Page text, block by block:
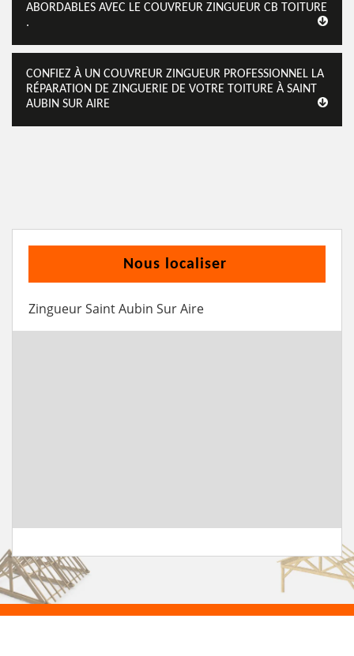
ABORDABLES AVEC LE COUVREUR ZINGUEUR CB TOITURE
.
CONFIEZ À UN COUVREUR ZINGUEUR PROFESSIONNEL LA
RÉPARATION DE ZINGUERIE DE VOTRE TOITURE À SAINT
AUBIN SUR AIRE
Nous localiser
Zingueur Saint Aubin Sur Aire